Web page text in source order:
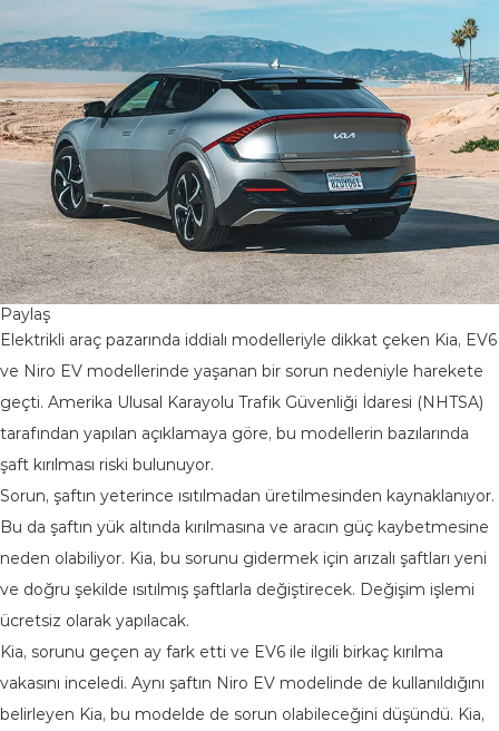
Paylaş
Elektrikli araç pazarında iddialı modelleriyle dikkat çeken Kia, EV6
ve Niro EV modellerinde yaşanan bir sorun nedeniyle harekete
geçti. Amerika Ulusal Karayolu Trafik Güvenliği İdaresi (NHTSA)
tarafından yapılan açıklamaya göre, bu modellerin bazılarında
şaft kırılması riski bulunuyor.
Sorun, şaftın yeterince ısıtılmadan üretilmesinden kaynaklanıyor.
Bu da şaftın yük altında kırılmasına ve aracın güç kaybetmesine
neden olabiliyor. Kia, bu sorunu gidermek için arızalı şaftları yeni
ve doğru şekilde ısıtılmış şaftlarla değiştirecek. Değişim işlemi
ücretsiz olarak yapılacak.
Kia, sorunu geçen ay fark etti ve EV6 ile ilgili birkaç kırılma
vakasını inceledi. Aynı şaftın Niro EV modelinde de kullanıldığını
belirleyen Kia, bu modelde de sorun olabileceğini düşündü. Kia,